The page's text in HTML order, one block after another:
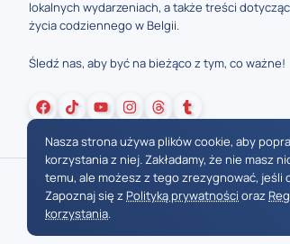
lokalnych wydarzeniach, a także treści
życia codziennego w Belgii.
Śledź nas, aby być na bieżąco z tym, co ważne!
Nasza strona używa plików cookie, aby
korzystania z niej. Zakładamy, że nie masz
temu, ale możesz z tego zrezygnować, jeśli
Zapoznaj się z Polityką prywatności oraz
korzystania.